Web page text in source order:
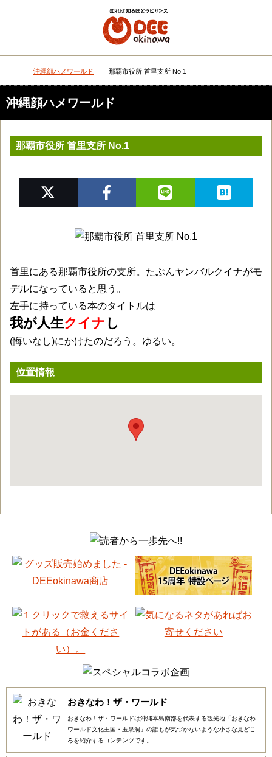
DEEokinawaトップ
沖縄顔ハメワールド 那覇市役所 首里支所 No.1
沖縄顔ハメワールド
那覇市役所 首里支所 No.1
首里にある那覇市役所の支所。たぶんヤンバルクイナがモ
デルになっていると思う。
左手に持っている本のタイトルは
我が人生クイナ し
(悔いなし)にかけたのだろう。ゆるい。
位置情報
おきなわ！ザ・ワールド
おきなわ！ザ・ワールドは沖縄本島南部を代表する観光地「おきなわ
ワールド文化王国・玉泉洞」の誰もが気づかないような小さな見どこ
ろを紹介するコンテンツです。